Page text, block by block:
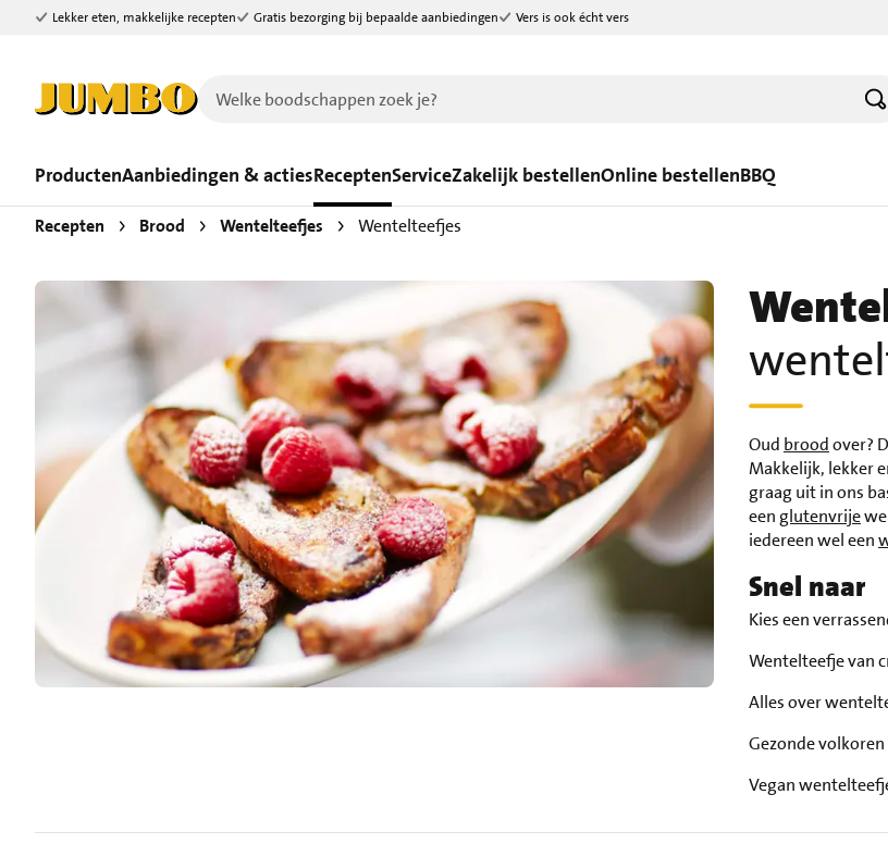
Ga naar zoeken
Ga naar hoofdinhoud
Lekker eten, makkelijke recepten Gratis bezorging bij bepaalde aanbiedingen Vers is ook écht vers
ProductenAanbiedingen & actiesReceptenServiceZakelijk bestellenOnline bestellenBBQ
Recepten Brood Wentelteefjes Wentelteefjes
Oud broodover?
Makkelijk, lekker
graag uit in ons
een glutenvrije
iedereen wel een
Snel naar
Kies een
Wentelteefje van
Alles over
Gezonde
Vegan